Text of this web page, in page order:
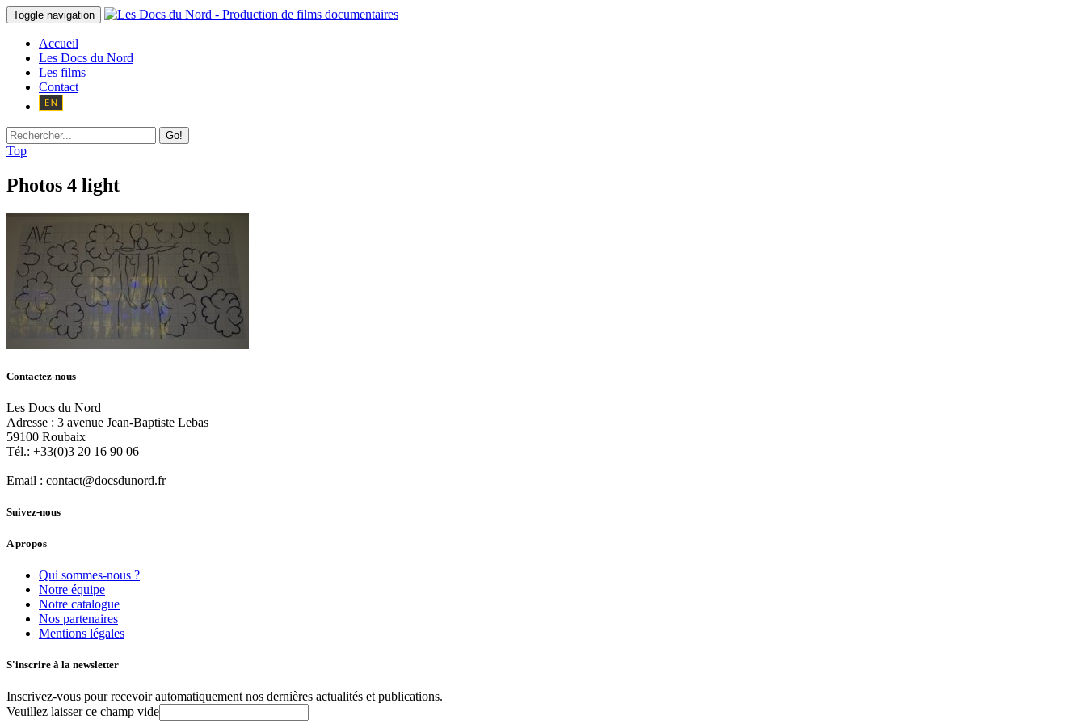
Toggle navigation
Accueil
Les Docs du Nord
Les films
Contact
Go!
Top
Photos 4 light
Contactez-nous
Les Docs du Nord
Adresse : 3 avenue Jean-Baptiste Lebas
59100 Roubaix
Tél.: +33(0)3 20 16 90 06
Email : contact@docsdunord.fr
Suivez-nous
A propos
Qui sommes-nous ?
Notre équipe
Notre catalogue
Nos partenaires
Mentions légales
S'inscrire à la newsletter
Inscrivez-vous pour recevoir automatiquement nos dernières actualités et publications.
Veuillez laisser ce champ vide